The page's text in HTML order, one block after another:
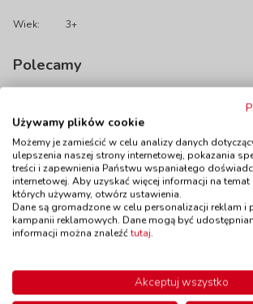
Wiek: 3+
Polecamy
Czapki do
przedstawień -
Biedronka
kod: NO9722
Dostępnośćdo 14 dni
Do koszyka
Używamy plików cookie
Możemy je zamieścić w celu analizy danych
ulepszenia naszej strony internetowej, pokazania
treści i zapewnienia Państwu wspaniałego
internetowej. Aby uzyskać więcej informacji na
których używamy, otwórz ustawienia.
Dane są gromadzone w celu personalizacji reklam i
kampanii reklamowych. Dane mogą być
informacji można znaleźćtutaj.
Akceptuj wszystko